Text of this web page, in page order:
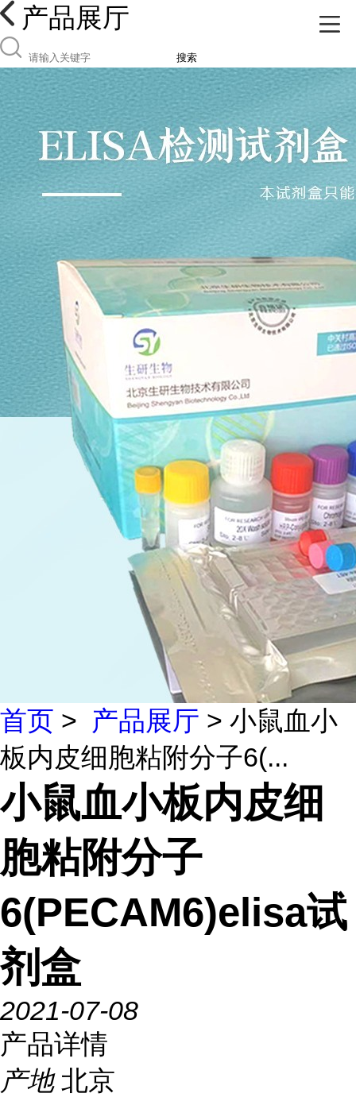
产品展厅
搜索
首页 > 产品展厅 > 小鼠血小
板内皮细胞粘附分子6(...
小鼠血小板内皮细
胞粘附分子
6(PECAM6)elisa试
剂盒
2021-07-08
产品详情
产地 北京